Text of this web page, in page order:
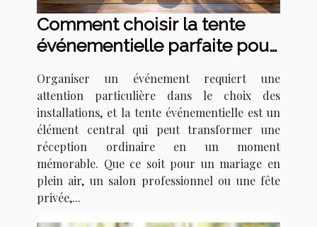
Comment choisir la tente
événementielle parfaite pour
Organiser un événement requiert une
attention particulière dans le choix des
installations, et la tente événementielle est un
élément central qui peut transformer une
réception ordinaire en un moment
mémorable. Que ce soit pour un mariage en
plein air, un salon professionnel ou une fête
privée,...